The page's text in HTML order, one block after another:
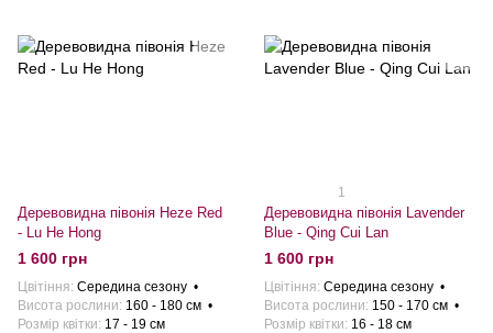
Деревовидна півонія Heze Red
- Lu He Hong
1 600 грн
Цвітіння Середина сезону
Висота рослини 160 - 180 см
Розмiр квiтки 17 - 19 см
1
Деревовидна півонія Lavender
Blue - Qing Cui Lan
1 600 грн
Цвітіння Середина сезону
Висота рослини 150 - 170 см
Розмiр квiтки 16 - 18 см